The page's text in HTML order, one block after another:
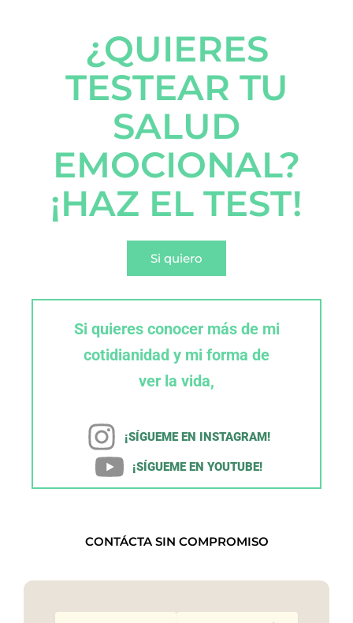
¿QUIERES
TESTEAR TU
SALUD
EMOCIONAL?
¡HAZ EL TEST!
Si quiero
Si quieres conocer más de mi
cotidianidad y mi forma de
ver la vida,
¡SÍGUEME EN INSTAGRAM!
¡SÍGUEME EN YOUTUBE!
CONTÁCTA SIN COMPROMISO